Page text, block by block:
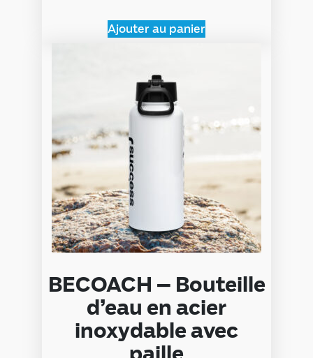
Ajouter au panier
BECOACH – Bouteille
d’eau en acier
inoxydable avec